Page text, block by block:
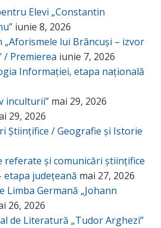
Elevi „Constantin
iunie 8, 2026
„Aforismele lui Brâncuși – izvor
/ Premierea iunie 7, 2026
Informației, etapa națională
inculturii” mai 29, 2026
29, 2026
Științifice / Geografie și Istorie
referate și comunicări științifice
etapa județeană mai 27, 2026
Limba Germană „Johann
26, 2026
de Literatură „Tudor Arghezi”